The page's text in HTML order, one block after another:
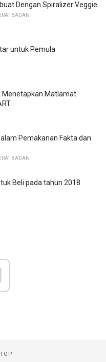
Dengan Spiralizer Veggie
BADAN
untuk Pemula
Menetapkan Matlamat
Pemakanan Fakta dan
BADAN
Beli pada tahun 2018